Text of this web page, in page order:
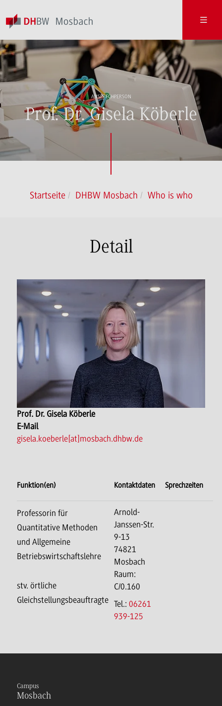
ANSPRECHPERSON
Prof. Dr. Gisela Köberle
Startseite DHBW Mosbach Who is who
Detail
Prof. Dr. Gisela Köberle
E-Mail
gisela.koeberle[at]mosbach.dhbw.de
Funktion(en) Kontaktdaten Sprechzeiten
Professorin für
Quantitative Methoden
und Allgemeine
Betriebswirtschaftslehre
stv. örtliche
Gleichstellungsbeauftragte
Arnold-
Janssen-Str.
9-13
74821
Mosbach
Raum:
C/0.160
Tel.: 06261
939-125
Campus
Mosbach